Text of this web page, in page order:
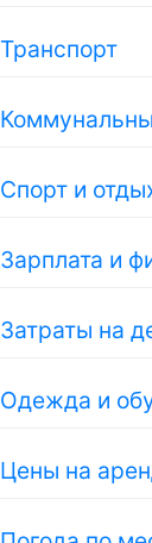
Транспорт
Спорт и
Зарплата и
Затраты на
Одежда и
Цены на